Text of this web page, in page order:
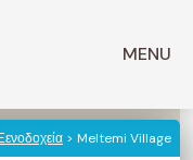
MENU
> Meltemi Village